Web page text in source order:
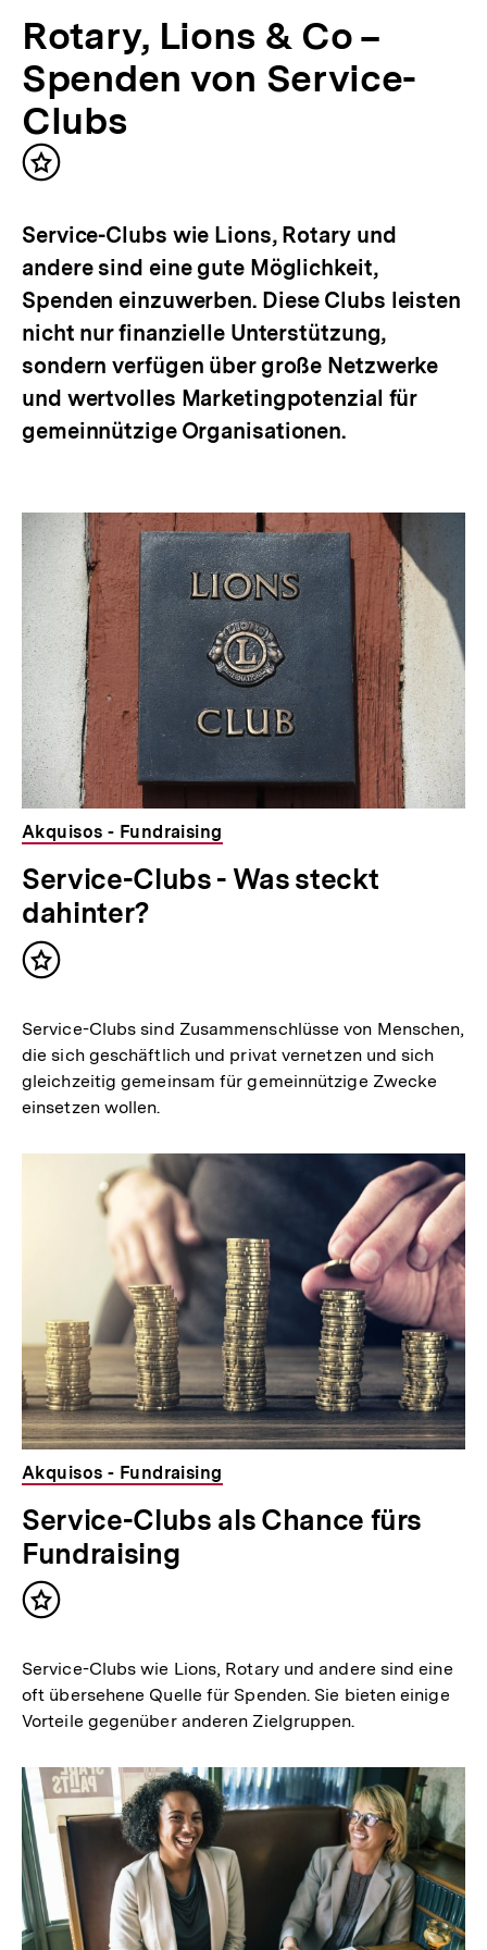
Rotary, Lions & Co –
Spenden von Service-
Clubs
Inhalt
Service-Clubs wie Lions, Rotary und
andere sind eine gute Möglichkeit,
Spenden einzuwerben. Diese Clubs leisten
nicht nur finanzielle Unterstützung,
sondern verfügen über große Netzwerke
und wertvolles Marketingpotenzial für
gemeinnützige Organisationen.
Akquisos - Fundraising
Service-Clubs - Was steckt
dahinter?
Inhalt
Service-Clubs sind Zusammenschlüsse von Menschen,
die sich geschäftlich und privat vernetzen und sich
gleichzeitig gemeinsam für gemeinnützige Zwecke
einsetzen wollen.
Akquisos - Fundraising
Service-Clubs als Chance fürs
Fundraising
Inhalt
Service-Clubs wie Lions, Rotary und andere sind eine
oft übersehene Quelle für Spenden. Sie bieten einige
Vorteile gegenüber anderen Zielgruppen.